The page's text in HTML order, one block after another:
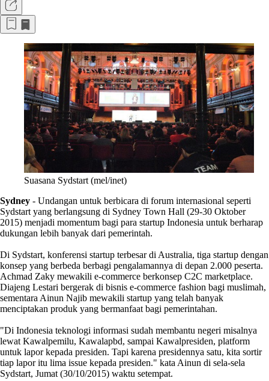
Suasana Sydstart (mel/inet)
Sydney - Undangan untuk berbicara di forum internasional seperti
Sydstart yang berlangsung di Sydney Town Hall (29-30 Oktober
2015) menjadi momentum bagi para startup Indonesia untuk berharap
dukungan lebih banyak dari pemerintah.
Di Sydstart, konferensi startup terbesar di Australia, tiga startup dengan
konsep yang berbeda berbagi pengalamannya di depan 2.000 peserta.
Achmad Zaky mewakili e-commerce berkonsep C2C marketplace.
Diajeng Lestari bergerak di bisnis e-commerce fashion bagi muslimah,
sementara Ainun Najib mewakili startup yang telah banyak
menciptakan produk yang bermanfaat bagi pemerintahan.
"Di Indonesia teknologi informasi sudah membantu negeri misalnya
lewat Kawalpemilu, Kawalapbd, sampai Kawalpresiden, platform
untuk lapor kepada presiden. Tapi karena presidennya satu, kita sortir
tiap lapor itu lima issue kepada presiden." kata Ainun di sela-sela
Sydstart, Jumat (30/10/2015) waktu setempat.